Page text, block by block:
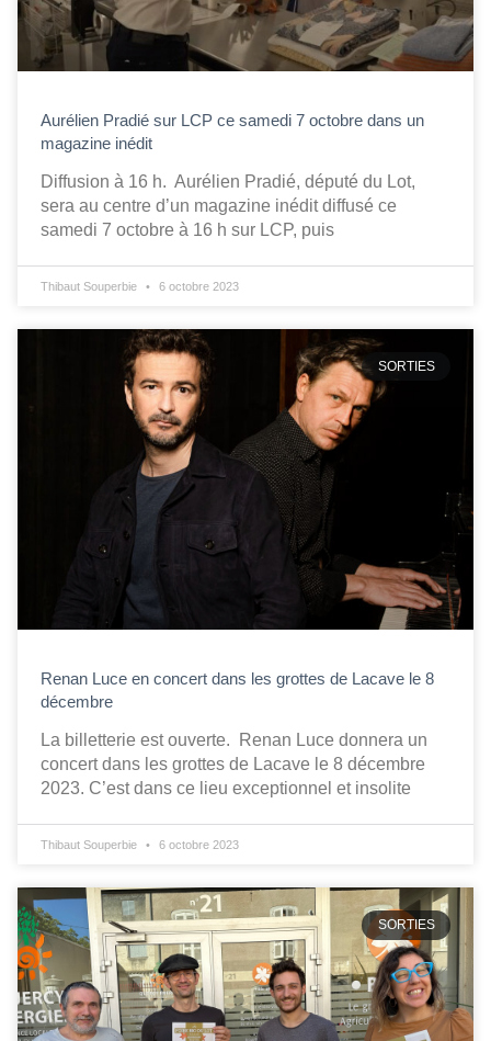
Aurélien Pradié sur LCP ce samedi 7 octobre dans un
magazine inédit
Diffusion à 16 h. Aurélien Pradié, député du Lot,
sera au centre d’un magazine inédit diffusé ce
samedi 7 octobre à 16 h sur LCP, puis
Thibaut Souperbie 6 octobre 2023
SORTIES
Renan Luce en concert dans les grottes de Lacave le 8
décembre
La billetterie est ouverte. Renan Luce donnera un
concert dans les grottes de Lacave le 8 décembre
2023. C’est dans ce lieu exceptionnel et insolite
Thibaut Souperbie 6 octobre 2023
SORTIES